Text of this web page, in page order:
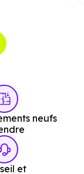
soit 16 min à
neufs
et